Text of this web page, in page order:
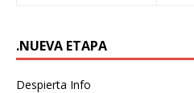
.NUEVA ETAPA
Despierta Info